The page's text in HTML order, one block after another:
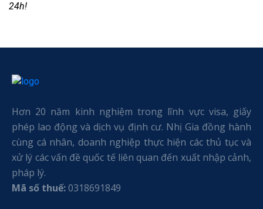
24h!
Hơn 20 năm kinh nghiệm trong lĩnh vực visa, giấy
phép lao động và dịch vụ định cư. Nhị Gia đồng hành
cùng cá nhân, doanh nghiệp thực hiện các thủ tục và
xử lý các vấn đề quốc tế liên quan đến xuất nhập cảnh,
pháp lý.
Mã số thuế:0318691849